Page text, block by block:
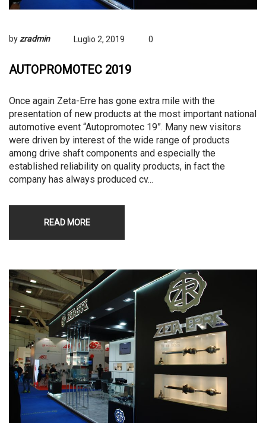
by zradmin Luglio 2, 2019 0
AUTOPROMOTEC 2019
Once again Zeta-Erre has gone extra mile with the
presentation of new products at the most important national
automotive event “Autopromotec 19”. Many new visitors
were driven by interest of the wide range of products
among drive shaft components and especially the
established reliability on quality products, in fact the
company has always produced cv...
READ MORE